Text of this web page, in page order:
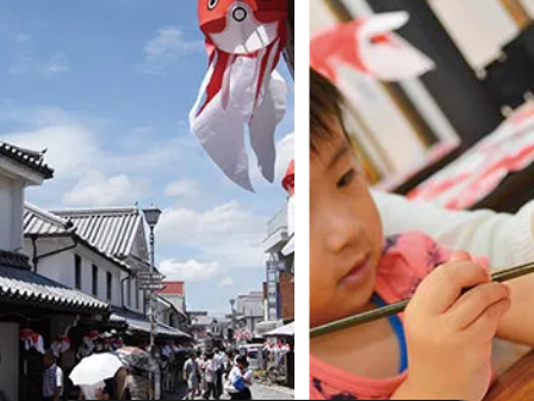
特輯
列表
藝術
活動·廟會
美食·酒水
騎自行車
推薦行程
列表
Dive! Hiroshima 官方向導
廣島隨意旅行
廣島市內
安芸
景點
列表
廣島市內
安芸
活動
即時訊息